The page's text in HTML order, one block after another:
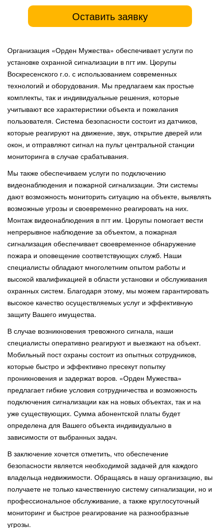
Оставить заявку
Организация «Орден Мужества» обеспечивает услуги по
установке охранной сигнализации в пгт им. Цюрупы
Воскресенского г.о. с использованием современных
технологий и оборудования. Мы предлагаем как простые
комплекты, так и индивидуальные решения, которые
учитывают все характеристики объекта и пожелания
пользователя. Система безопасности состоит из датчиков,
которые реагируют на движение, звук, открытие дверей или
окон, и отправляют сигнал на пульт центральной станции
мониторинга в случае срабатывания.
Мы также обеспечиваем услуги по подключению
видеонаблюдения и пожарной сигнализации. Эти системы
дают возможность мониторить ситуацию на объекте, выявлять
возможные угрозы и своевременно реагировать на них.
Монтаж видеонаблюдения в пгт им. Цюрупы помогает вести
непрерывное наблюдение за объектом, а пожарная
сигнализация обеспечивает своевременное обнаружение
пожара и оповещение соответствующих служб. Наши
специалисты обладают многолетним опытом работы и
высокой квалификацией в области установки и обслуживания
охранных систем. Благодаря этому, мы можем гарантировать
высокое качество осуществляемых услуг и эффективную
защиту Вашего имущества.
В случае возникновения тревожного сигнала, наши
специалисты оперативно реагируют и выезжают на объект.
Мобильный пост охраны состоит из опытных сотрудников,
которые быстро и эффективно пресекут попытку
проникновения и задержат воров. «Орден Мужества»
предлагает гибкие условия сотрудничества и возможность
подключения сигнализации как на новых объектах, так и на
уже существующих. Сумма абонентской платы будет
определена для Вашего объекта индивидуально в
зависимости от выбранных задач.
В заключение хочется отметить, что обеспечение
безопасности является необходимой задачей для каждого
владельца недвижимости. Обращаясь в нашу организацию, вы
получаете не только качественную систему сигнализации, но и
профессиональное обслуживание, а также круглосуточный
мониторинг и быстрое реагирование на разнообразные
угрозы.